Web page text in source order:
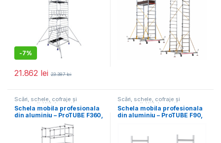
-7%
21.862 lei 23.387lei
Scări, schele, cofraje și
accesorii Utilaje pentru
construcții
Schela mobila profesionala
din aluminiu – ProTUBE F360,
Scări, schele, cofraje și
accesorii Utilaje pentru
construcții
Schela mobila profesionala
din aluminiu – ProTUBE F90,